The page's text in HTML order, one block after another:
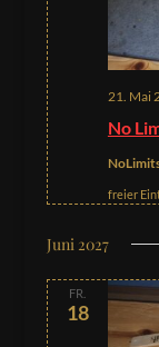
No
21. Mai
freier
Juni 2027
FR.
18